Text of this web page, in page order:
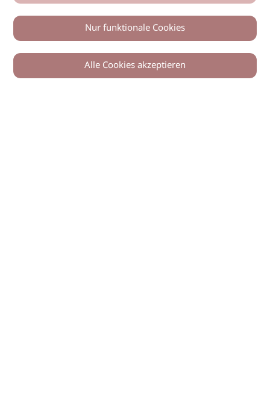
0
Nur funktionale Cookies
Alle Cookies akzeptieren